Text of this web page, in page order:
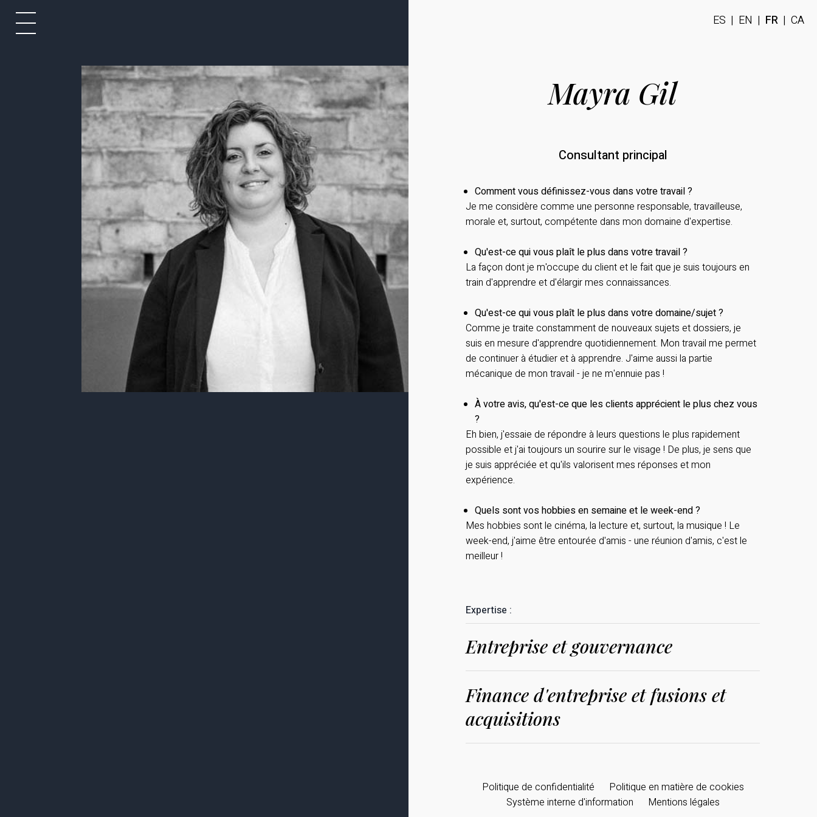
ES | EN | FR| CA
Mayra Gil
Consultant principal
Comment vous définissez-vous dans votre travail ?
Je me considère comme une personne responsable, travailleuse,
morale et, surtout, compétente dans mon domaine d'expertise.
Qu'est-ce qui vous plaît le plus dans votre travail ?
La façon dont je m'occupe du client et le fait que je suis toujours en
train d'apprendre et d'élargir mes connaissances.
Qu'est-ce qui vous plaît le plus dans votre domaine/sujet ?
Comme je traite constamment de nouveaux sujets et dossiers, je
suis en mesure d'apprendre quotidiennement. Mon travail me permet
de continuer à étudier et à apprendre. J'aime aussi la partie
mécanique de mon travail - je ne m'ennuie pas !
À votre avis, qu'est-ce que les clients apprécient le plus chez vous
?
Eh bien, j'essaie de répondre à leurs questions le plus rapidement
possible et j'ai toujours un sourire sur le visage ! De plus, je sens que
je suis appréciée et qu'ils valorisent mes réponses et mon
expérience.
Quels sont vos hobbies en semaine et le week-end ?
Mes hobbies sont le cinéma, la lecture et, surtout, la musique ! Le
week-end, j'aime être entourée d'amis - une réunion d'amis, c'est le
meilleur !
Expertise :
Entreprise et gouvernance
Finance d'entreprise et fusions et
acquisitions
Politique de confidentialité
Politique en matière de cookies
Système interne d'information
Mentions légales